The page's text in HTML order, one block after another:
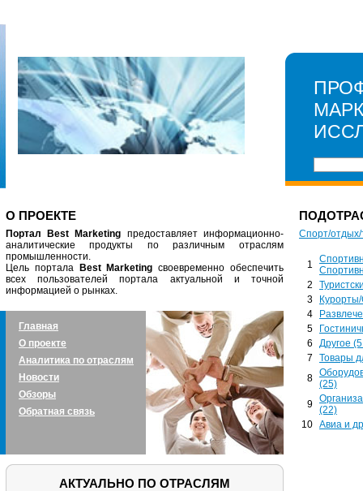
О ПРОЕКТЕ
Портал Best Marketing предоставляет информационно-
аналитические продукты по различным отраслям
промышленности.
Цель портала
Best Marketing своевременно обеспечить
всех пользователей портала актуальной и точной
информацией о рынках.
Главная
О проекте
Аналитика по отраслям
Новости
Обзоры
Обратная связь
АКТУАЛЬНО ПО ОТРАСЛЯМ
Спорт/отдых/
1
2
3
4
5
6
Другое
7
Товары
8 (25)
9 (22)
10 Авиа и